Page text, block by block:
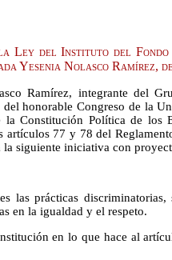
Ley del Instituto del
Yesenia Nolasco Ramírez,
Ramírez, integrante del
honorable Congreso de la
Constitución Política de los
77 y 78 del
la siguiente iniciativa con
las prácticas
en la igualdad y el respeto.
en lo que hace al